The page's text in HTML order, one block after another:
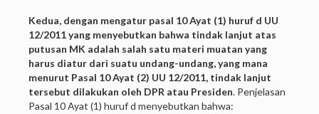
Kedua, dengan mengatur pasal 10 Ayat (1) huruf d UU
12/2011 yang menyebutkan bahwa tindak lanjut atas
putusan MK adalah salah satu materi muatan yang
harus diatur dari suatu undang-undang, yang mana
menurut Pasal 10 Ayat (2) UU 12/2011, tindak lanjut
tersebut dilakukan oleh DPR atau Presiden. Penjelasan
Pasal 10 Ayat (1) huruf d menyebutkan bahwa: